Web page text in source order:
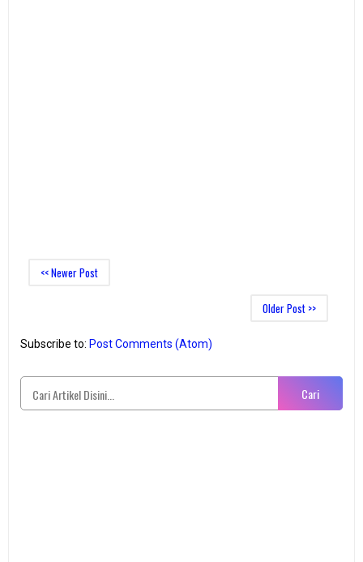
<< Newer Post
Older Post >>
Subscribe to: Post Comments (Atom)
Cari